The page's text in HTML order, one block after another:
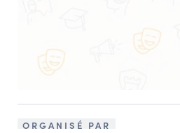
ORGANISÉ PAR